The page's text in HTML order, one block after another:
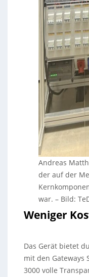
Andreas
der auf der
war. – Bild:
Weniger
Das Gerät bietet
mit den Gateways
3000 volle